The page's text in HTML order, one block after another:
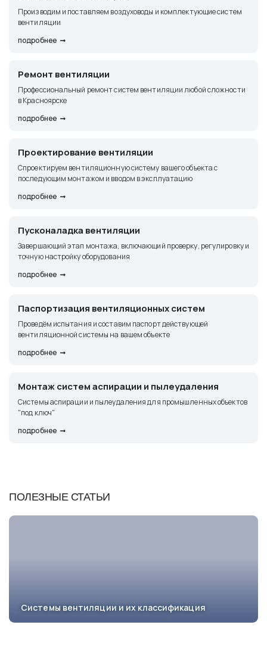
Производим и поставляем воздуховоды и комплектующие систем
вентиляции
подробнее
Ремонт вентиляции
Профессиональный ремонт систем вентиляции любой сложности
в Красноярске
подробнее
Проектирование вентиляции
Спроектируем вентиляционную систему вашего объекта с
последующим монтажом и вводом в эксплуатацию
подробнее
Пусконаладка вентиляции
Завершающий этап монтажа, включающий проверку, регулировку и
точную настройку оборудования
подробнее
Паспортизация вентиляционных систем
Проведём испытания и составим паспорт действующей
вентиляционной системы на вашем объекте
подробнее
Монтаж систем аспирации и пылеудаления
Системы аспирации и пылеудаления для промышленных объектов
"под ключ"
подробнее
ПОЛЕЗНЫЕ СТАТЬИ
Системы вентиляции и их классификация